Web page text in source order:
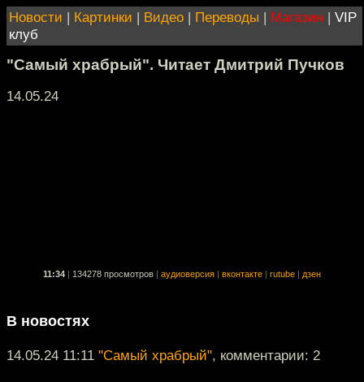
Новости | Картинки | Видео | Переводы | Магазин | VIP
клуб
"Самый храбрый". Читает Дмитрий Пучков
14.05.24
11:34 134278 просмотров аудиоверсия вконтакте rutube дзен
В новостях
14.05.24 11:11 "Самый храбрый", комментарии: 2